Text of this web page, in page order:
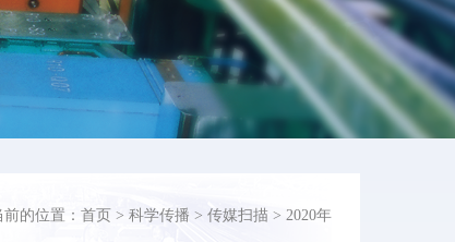
的位置： 首页 > 科学传播 > 传媒扫描 > 2020年